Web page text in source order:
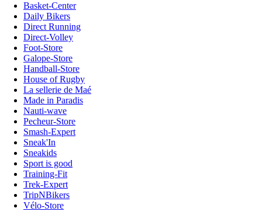
Basket-Center
Daily Bikers
Direct Running
Direct-Volley
Foot-Store
Galope-Store
Handball-Store
House of Rugby
La sellerie de Maé
Made in Paradis
Nauti-wave
Pecheur-Store
Smash-Expert
Sneak'In
Sneakids
Sport is good
Training-Fit
Trek-Expert
TripNBikers
Vélo-Store